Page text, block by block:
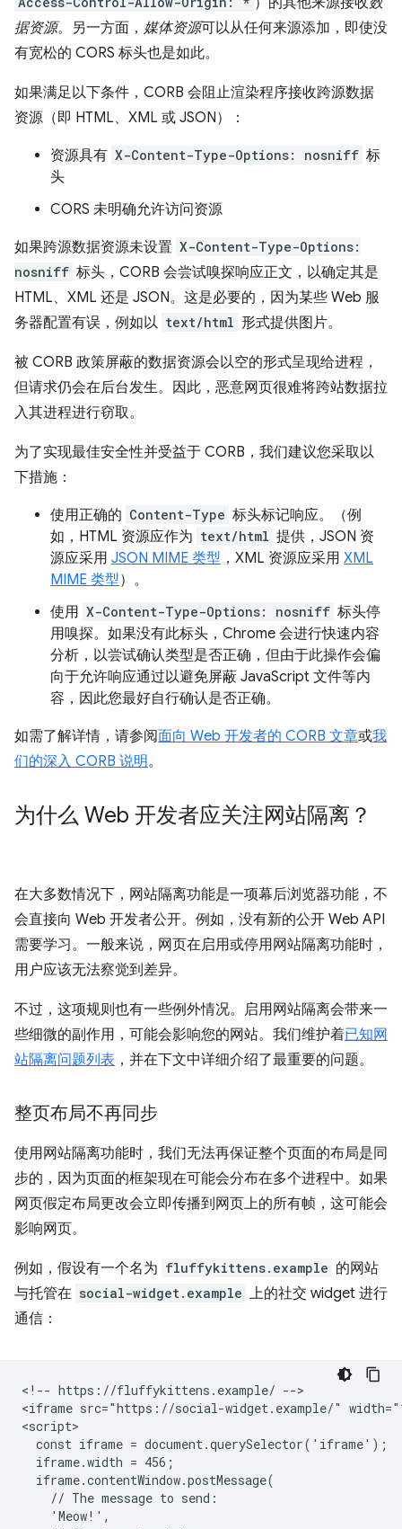
据资源。另一方面， 媒体资源可以从任何来源添加，即使没
有宽松的 CORS 标头也是如此。
如果满足以下条件，CORB 会阻止渲染程序接收跨源数据
资源（即 HTML、XML 或 JSON）：
资源具有 X-Content-Type-Options: nosniff 标
头
CORS 未明确允许访问资源
如果跨源数据资源未设置 X-Content-Type-Options:
nosniff 标头，CORB 会尝试嗅探响应正文，以确定其是
HTML、XML 还是 JSON。这是必要的，因为某些 Web 服
务器配置有误，例如以 text/html 形式提供图片。
被 CORB 政策屏蔽的数据资源会以空的形式呈现给进程，
但请求仍会在后台发生。因此，恶意网页很难将跨站数据拉
入其进程进行窃取。
为了实现最佳安全性并受益于 CORB，我们建议您采取以
下措施：
使用正确的 Content-Type 标头标记响应。（例
如，HTML 资源应作为 text/html 提供，JSON 资
源应采用 JSON MIME 类型 ，XML 资源应采用 XML
MIME 类型）。
使用 X-Content-Type-Options: nosniff 标头停
用嗅探。如果没有此标头，Chrome 会进行快速内容
分析，以尝试确认类型是否正确，但由于此操作会偏
向于允许响应通过以避免屏蔽 JavaScript 文件等内
容，因此您最好自行确认是否正确。
如需了解详情，请参阅面向 Web 开发者的 CORB 文章或我
们的深入 CORB 说明。
为什么 Web 开发者应关注网站隔离？
在大多数情况下，网站隔离功能是一项幕后浏览器功能，不
会直接向 Web 开发者公开。例如，没有新的公开 Web API
需要学习。一般来说，网页在启用或停用网站隔离功能时，
用户应该无法察觉到差异。
不过，这项规则也有一些例外情况。启用网站隔离会带来一
些细微的副作用，可能会影响您的网站。我们维护着已知网
站隔离问题列表 ，并在下文中详细介绍了最重要的问题。
整页布局不再同步
使用网站隔离功能时，我们无法再保证整个页面的布局是同
步的，因为页面的框架现在可能会分布在多个进程中。如果
网页假定布局更改会立即传播到网页上的所有帧，这可能会
影响网页。
例如，假设有一个名为 fluffykittens.example 的网站
与托管在 social-widget.example 上的社交 widget 进行
通信：
<!-- https://fluffykittens.example/ -->
<iframe src="https://social-widget.example/"
<script>
  const iframe = document.querySelector('iframe');
  iframe.width = 456;
  iframe.contentWindow.postMessage(
    // The message to send:
    'Meow!',